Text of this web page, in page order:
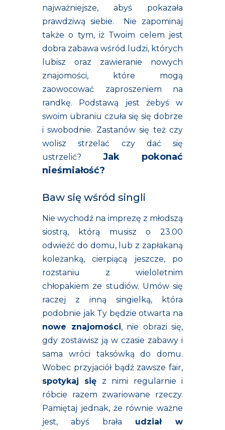
najważniejsze, abyś pokazała
prawdziwą siebie. Nie zapominaj
także o tym, iż Twoim celem jest
dobra zabawa wśród ludzi, których
lubisz oraz zawieranie nowych
znajomości, które mogą
zaowocować zaproszeniem na
randkę. Podstawą jest żebyś w
swoim ubraniu czuła się się dobrze
i swobodnie. Zastanów się też czy
wolisz strzelać czy dać się
ustrzelić? Jak pokonać
nieśmiałość?
Baw się wśród singli
Nie wychodź na imprezę z młodszą
siostrą, którą musisz o 23.00
odwieźć do domu, lub z zapłakaną
koleżanką, cierpiącą jeszcze, po
rozstaniu z wieloletnim
chłopakiem ze studiów. Umów się
raczej z inną singielką, która
podobnie jak Ty będzie otwarta na
nowe znajomości, nie obrazi się,
gdy zostawisz ją w czasie zabawy i
sama wróci taksówką do domu.
Wobec przyjaciół bądź zawsze fair,
spotykaj się z nimi regularnie i
róbcie razem zwariowane rzeczy.
Pamiętaj jednak, że równie ważne
jest, abyś brała udział w